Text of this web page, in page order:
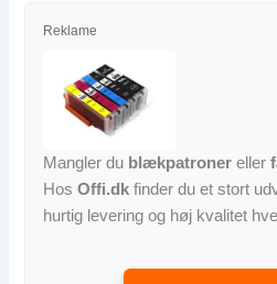
Reklame
Mangler du blækpatroner eller
HosOffi.dk finder du et stort
hurtig levering og høj kvalitet